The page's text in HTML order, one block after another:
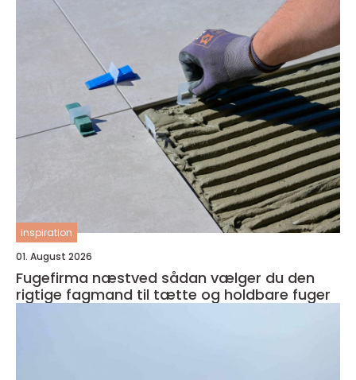
inspiration
01. August 2026
Fugefirma næstved sådan vælger du den
rigtige fagmand til tætte og holdbare fuger